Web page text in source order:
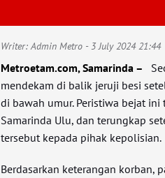
Writer:Admin Metro - 3 July 2024 21:44
Metroetam.com, Samarinda –
mendekam di balik jeruji besi
di bawah umur. Peristiwa bejat ini
Samarinda Ulu, dan terungkap
tersebut kepada pihak kepolisian.
Berdasarkan keterangan korban,